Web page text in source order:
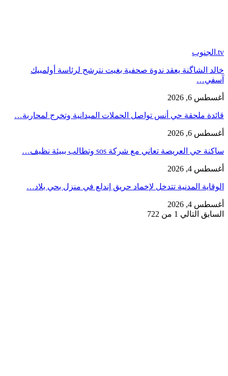
tv.الجنوب
خالد الشاگنة يعقد ندوة صحفية بغيت نترشح لرئاسة أولمبيك
آسفي…
أغسطس 6, 2026
قائدة ملحقة حي أنس تواصل الحملات الميدانية وتخرج لمحاربة…
أغسطس 6, 2026
ساكنة حي العريصة تعاني مع شركة sos وتطالب ببيئة نظيف…
أغسطس 4, 2026
الوقاية المدنية تتدخل لإخماد حريق إندلع في منزل بحي بلاد…
أغسطس 4, 2026
السابق التالي 1 من 722